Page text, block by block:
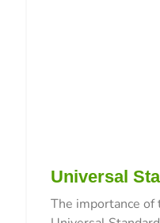
Universal
The importance of